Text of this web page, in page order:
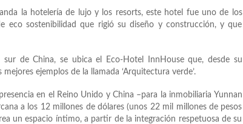
la hotelería de lujo y los resorts, este hotel fue uno de los
eco sostenibilidad que rigió su diseño y construcción, y que
de China, se ubica el Eco-Hotel InnHouse que, desde su
ejemplos de la llamada ‘Arquitectura verde’.
en el Reino Unido y China –para la inmobiliaria Yunnan
a los 12 millones de dólares (unos 22 mil millones de pesos
un espacio íntimo, a partir de la integración respetuosa de su